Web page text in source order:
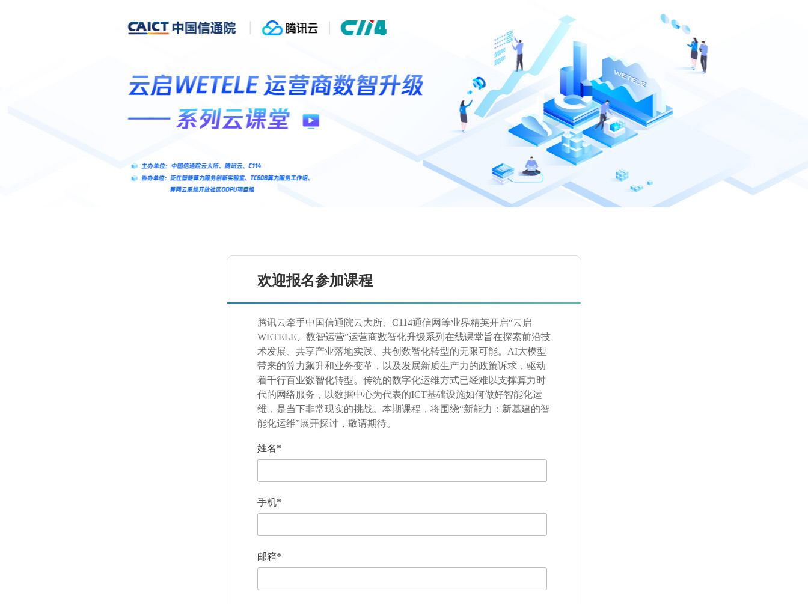
欢迎报名参加课程
腾讯云牵手中国信通院云大所、C114通信网等业界精英开启“云启
WETELE、数智运营”运营商数智化升级系列在线课堂旨在探索前沿技
术发展、共享产业落地实践、共创数智化转型的无限可能。AI大模型
带来的算力飙升和业务变革，以及发展新质生产力的政策诉求，驱动
着千行百业数智化转型。传统的数字化运维方式已经难以支撑算力时
代的网络服务，以数据中心为代表的ICT基础设施如何做好智能化运
维，是当下非常现实的挑战。本期课程，将围绕“新能力：新基建的智
能化运维”展开探讨，敬请期待。
姓名*
手机*
邮箱*